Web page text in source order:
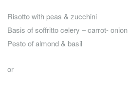
Risotto with peas & zucchini
Basis of soffritto celery – carrot- onion
Pesto of almond & basil
or